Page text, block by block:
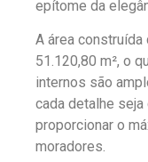
epítome da
A área
51.120,80 m², o
internos são
cada detalhe
proporcionar o
moradores.